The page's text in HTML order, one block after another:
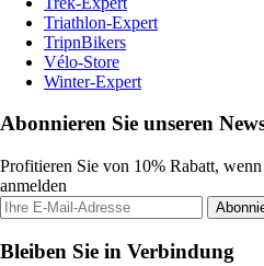
Triathlon-Expert
TripnBikers
Vélo-Store
Winter-Expert
Abonnieren Sie unseren
Profitieren Sie von 10% Rabatt,
anmelden
Bleiben Sie in Verbindung